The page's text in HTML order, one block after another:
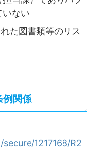
いない
た図書類等のリス
例関係
1217168/R2